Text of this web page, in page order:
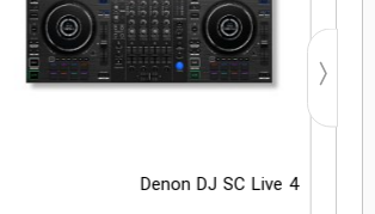
Denon DJ SC Live 4